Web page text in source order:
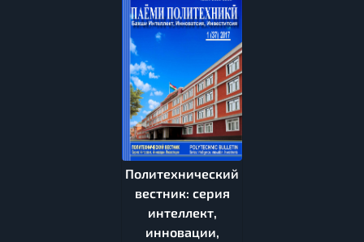
Политехнический
вестник: серия
интеллект,
инновации,